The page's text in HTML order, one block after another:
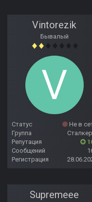
Vintorezik
Бывалый
Статус
Не в
Группа
Репутация
Сообщений
Регистрация
Supremeee